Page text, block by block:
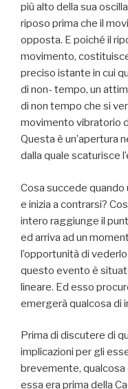
più alto della sua
riposo prima che il
opposta. E poiché il
movimento,
preciso istante in cui
di non- tempo, un
di non tempo che si
movimento vibratorio
Questa è un’apertura
dalla quale scaturisce
Cosa succede
e inizia a contrarsi?
intero raggiunge il
ed arriva ad un
l’opportunità di
questo evento è
lineare. Ed esso
emergerà qualcosa di
Prima di discutere di
implicazioni per gli
brevemente, qualcosa
essa era prima della